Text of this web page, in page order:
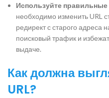
Используйте правильные
необходимо изменить URL
редирект с старого адреса
поисковый трафик и
выдаче.
Как должна
URL?